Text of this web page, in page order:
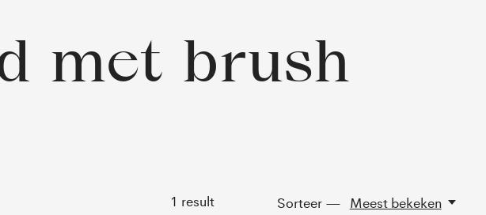
met brush
1 result Sorteer — Meest bekeken